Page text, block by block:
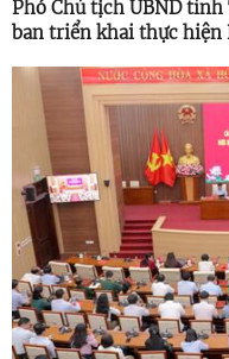
Phó Chủ tịch UBND
ban triển khai thực hiện